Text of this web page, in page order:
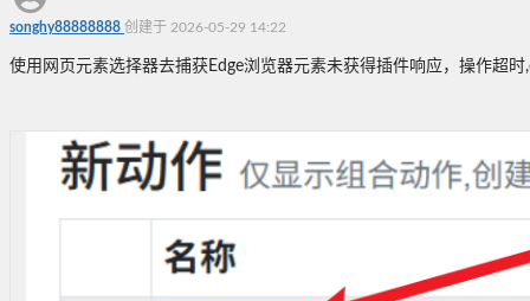
songhy88888888 创建于 2026-05-29 14:22
使用网页元素选择器去捕获Edge浏览器元素未获得插件响应，操作超